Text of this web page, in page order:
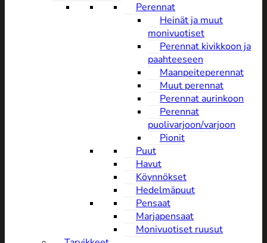
Perennat
Heinät ja muut
monivuotiset
Perennat kivikkoon ja
paahteeseen
Maanpeiteperennat
Muut perennat
Perennat aurinkoon
Perennat
puolivarjoon/varjoon
Pionit
Puut
Havut
Köynnökset
Hedelmäpuut
Pensaat
Marjapensaat
Monivuotiset ruusut